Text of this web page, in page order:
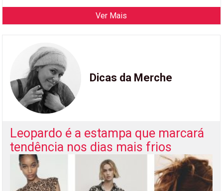
Ver Mais
Dicas da Merche
Leopardo é a estampa que marcará
tendência nos dias mais frios